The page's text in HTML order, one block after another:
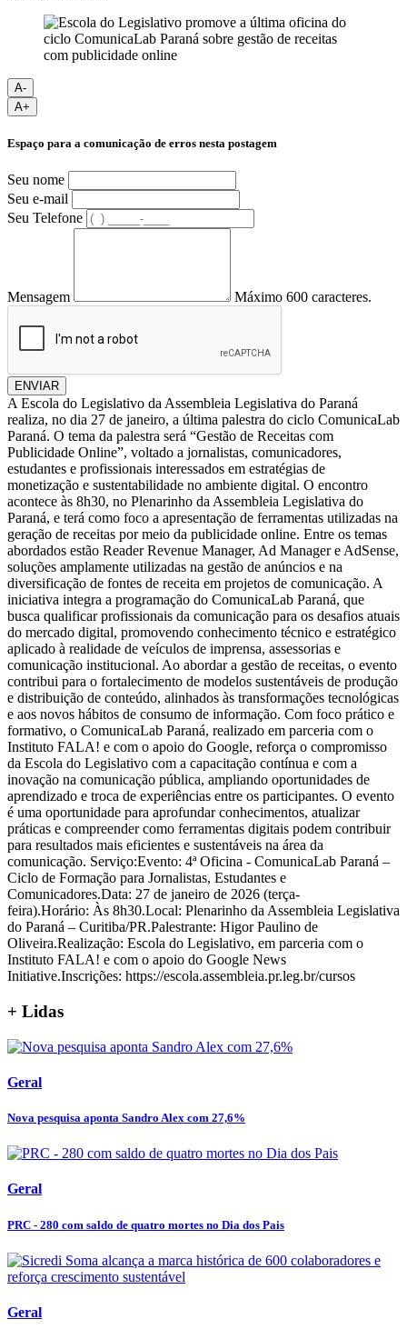
A-
A+
Espaço para a comunicação de erros nesta postagem
Seu nome
Seu e-mail
Seu Telefone
Mensagem Máximo 600 caracteres.
ENVIAR
A Escola do Legislativo da Assembleia Legislativa do Paraná
realiza, no dia 27 de janeiro, a última palestra do ciclo ComunicaLab
Paraná. O tema da palestra será “Gestão de Receitas com
Publicidade Online”, voltado a jornalistas, comunicadores,
estudantes e profissionais interessados em estratégias de
monetização e sustentabilidade no ambiente digital. O encontro
acontece às 8h30, no Plenarinho da Assembleia Legislativa do
Paraná, e terá como foco a apresentação de ferramentas utilizadas na
geração de receitas por meio da publicidade online. Entre os temas
abordados estão Reader Revenue Manager, Ad Manager e AdSense,
soluções amplamente utilizadas na gestão de anúncios e na
diversificação de fontes de receita em projetos de comunicação. A
iniciativa integra a programação do ComunicaLab Paraná, que
busca qualificar profissionais da comunicação para os desafios atuais
do mercado digital, promovendo conhecimento técnico e estratégico
aplicado à realidade de veículos de imprensa, assessorias e
comunicação institucional. Ao abordar a gestão de receitas, o evento
contribui para o fortalecimento de modelos sustentáveis de produção
e distribuição de conteúdo, alinhados às transformações tecnológicas
e aos novos hábitos de consumo de informação. Com foco prático e
formativo, o ComunicaLab Paraná, realizado em parceria com o
Instituto FALA! e com o apoio do Google, reforça o compromisso
da Escola do Legislativo com a capacitação contínua e com a
inovação na comunicação pública, ampliando oportunidades de
aprendizado e troca de experiências entre os participantes. O evento
é uma oportunidade para aprofundar conhecimentos, atualizar
práticas e compreender como ferramentas digitais podem contribuir
para resultados mais eficientes e sustentáveis na área da
comunicação. Serviço:Evento: 4ª Oficina - ComunicaLab Paraná –
Ciclo de Formação para Jornalistas, Estudantes e
Comunicadores.Data: 27 de janeiro de 2026 (terça-
feira).Horário: Às 8h30.Local: Plenarinho da Assembleia Legislativa
do Paraná – Curitiba/PR.Palestrante: Higor Paulino de
Oliveira.Realização: Escola do Legislativo, em parceria com o
Instituto FALA! e com o apoio do Google News
Initiative.Inscrições: https://escola.assembleia.pr.leg.br/cursos
+ Lidas
Geral
Nova pesquisa aponta Sandro Alex com 27,6%
Geral
PRC - 280 com saldo de quatro mortes no Dia dos Pais
Geral